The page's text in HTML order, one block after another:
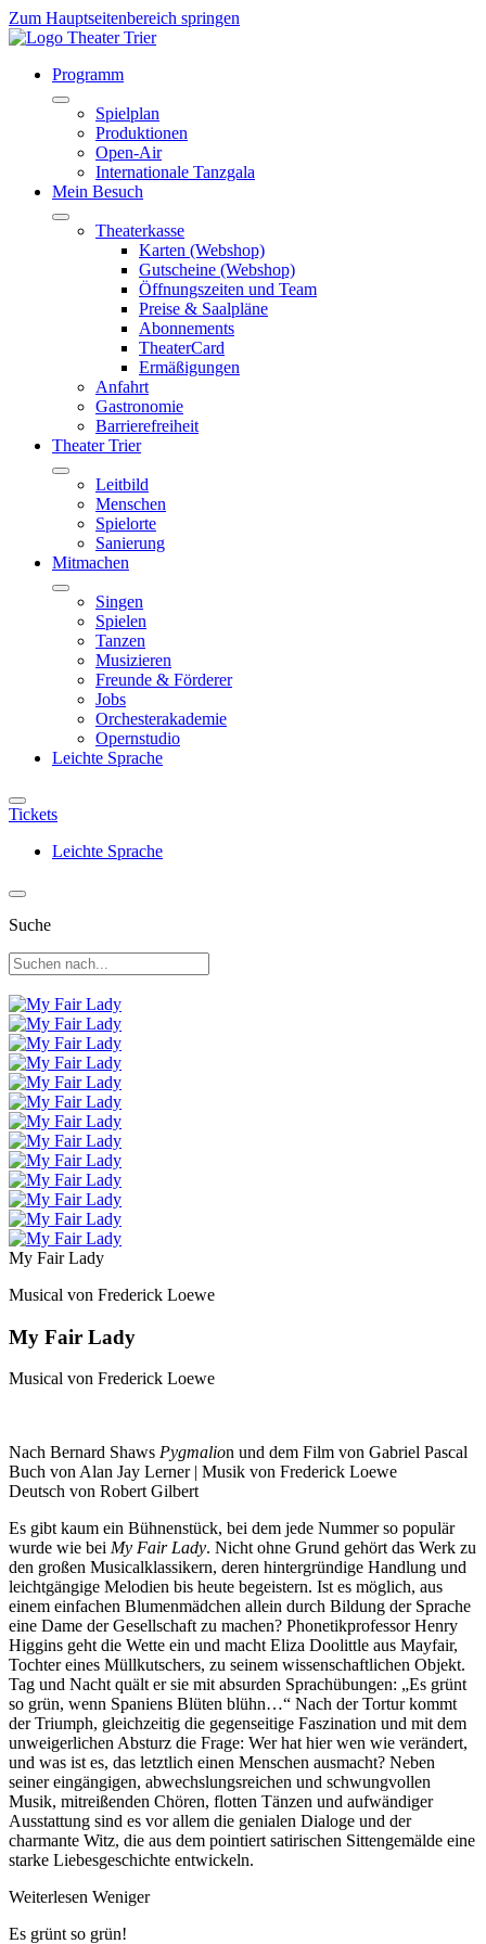
Zum Hauptseitenbereich springen
Programm
Spielplan
Produktionen
Open-Air
Internationale Tanzgala
Mein Besuch
Theaterkasse
Karten (Webshop)
Gutscheine (Webshop)
Öffnungszeiten und Team
Preise & Saalpläne
Abonnements
TheaterCard
Ermäßigungen
Anfahrt
Gastronomie
Barrierefreiheit
Theater Trier
Leitbild
Menschen
Spielorte
Sanierung
Mitmachen
Singen
Spielen
Tanzen
Musizieren
Freunde & Förderer
Jobs
Orchesterakademie
Opernstudio
Leichte Sprache
Tickets
Leichte Sprache
Suche
My Fair Lady
Musical von Frederick Loewe
My Fair Lady
Musical von Frederick Loewe
Nach Bernard Shaws Pygmalion und dem Film von Gabriel Pascal
Buch von Alan Jay Lerner | Musik von Frederick Loewe
Deutsch von Robert Gilbert
Es gibt kaum ein Bühnenstück, bei dem jede Nummer so populär
wurde wie bei My Fair Lady. Nicht ohne Grund gehört das Werk zu
den großen Musicalklassikern, deren hintergründige Handlung und
leichtgängige Melodien bis heute begeistern. Ist es möglich, aus
einem einfachen Blumenmädchen allein durch Bildung der Sprache
eine Dame der Gesellschaft zu machen? Phonetikprofessor Henry
Higgins geht die Wette ein und macht Eliza Doolittle aus Mayfair,
Tochter eines Müllkutschers, zu seinem wissenschaftlichen Objekt.
Tag und Nacht quält er sie mit absurden Sprachübungen: „Es grünt
so grün, wenn Spaniens Blüten blühn…“ Nach der Tortur kommt
der Triumph, gleichzeitig die gegenseitige Faszination und mit dem
unweigerlichen Absturz die Frage: Wer hat hier wen wie verändert,
und was ist es, das letztlich einen Menschen ausmacht? Neben
seiner eingängigen, abwechslungsreichen und schwungvollen
Musik, mitreißenden Chören, flotten Tänzen und aufwändiger
Ausstattung sind es vor allem die genialen Dialoge und der
charmante Witz, die aus dem pointiert satirischen Sittengemälde eine
starke Liebesgeschichte entwickeln.
Weiterlesen Weniger
Es grünt so grün!